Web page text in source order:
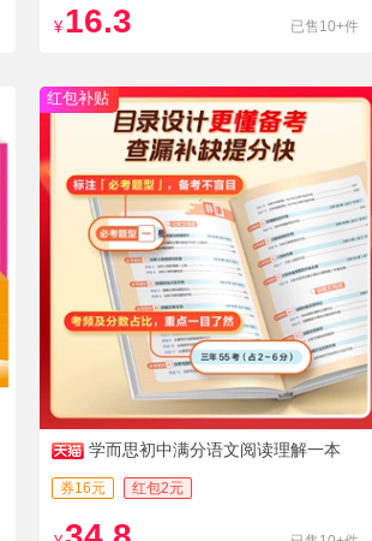
¥ 16.3 已售10+件
红包补贴
学而思初中满分语文阅读理解一本
券16元 红包2元